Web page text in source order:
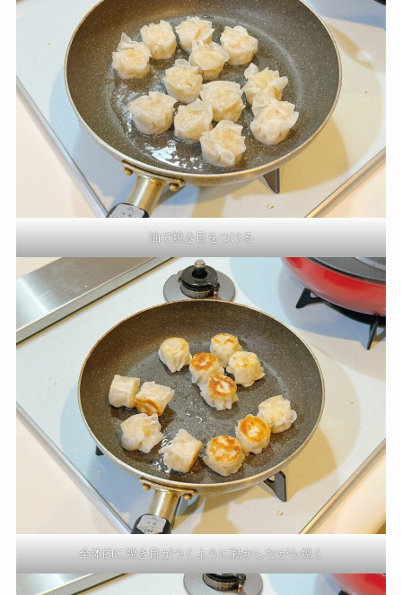
油で焼き目をつける
全体的に焼き目がつくように動かしながら焼く